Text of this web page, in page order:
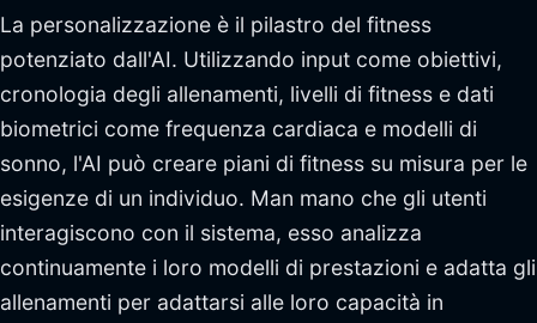
La personalizzazione è il pilastro del fitness
potenziato dall'AI. Utilizzando input come obiettivi,
cronologia degli allenamenti, livelli di fitness e dati
biometrici come frequenza cardiaca e modelli di
sonno, l'AI può creare piani di fitness su misura per le
esigenze di un individuo. Man mano che gli utenti
interagiscono con il sistema, esso analizza
continuamente i loro modelli di prestazioni e adatta gli
allenamenti per adattarsi alle loro capacità in